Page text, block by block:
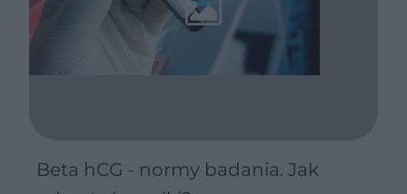
Beta hCG - normy badania. Jak